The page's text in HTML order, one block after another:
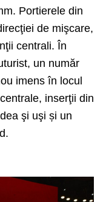
Portierele din
de mişcare,
centrali. În
un număr
imens în locul
inserţii din
şi uşi și un